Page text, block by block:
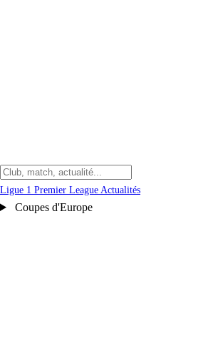
Ligue 1 Premier League Actualités
Coupes d'Europe